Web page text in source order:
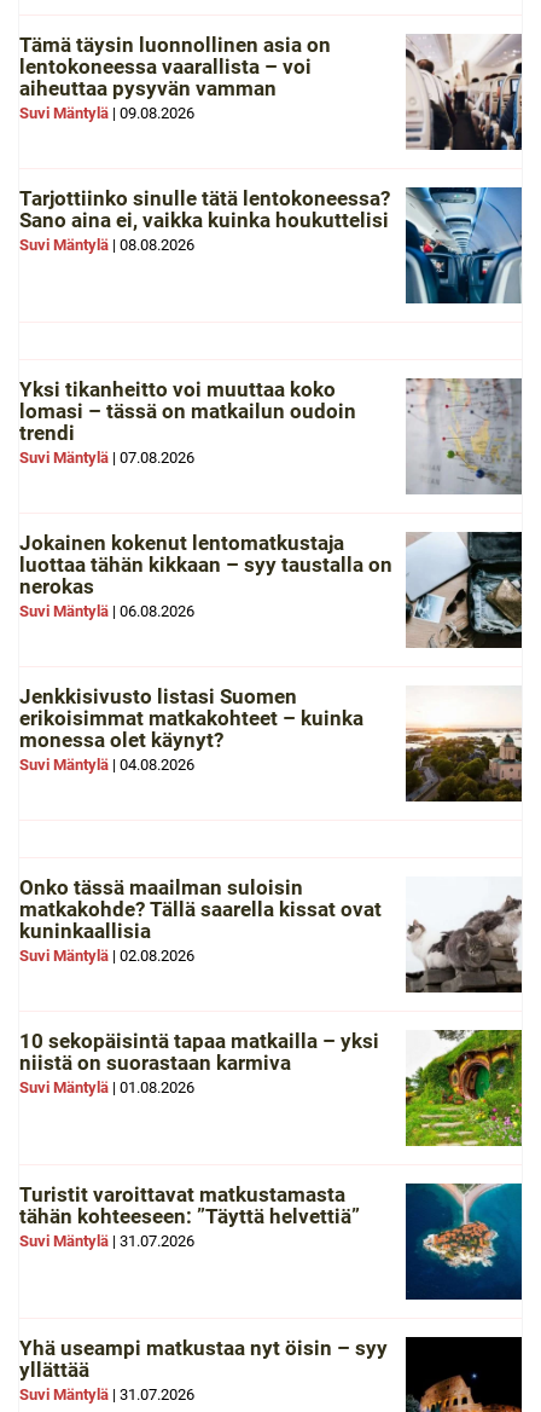
Tämä täysin luonnollinen asia on
lentokoneessa vaarallista – voi
aiheuttaa pysyvän vamman
Suvi Mäntylä | 09.08.2026
Tarjottiinko sinulle tätä lentokoneessa?
Sano aina ei, vaikka kuinka houkuttelisi
Suvi Mäntylä | 08.08.2026
Yksi tikanheitto voi muuttaa koko
lomasi – tässä on matkailun oudoin
trendi
Suvi Mäntylä | 07.08.2026
Jokainen kokenut lentomatkustaja
luottaa tähän kikkaan – syy taustalla on
nerokas
Suvi Mäntylä | 06.08.2026
Jenkkisivusto listasi Suomen
erikoisimmat matkakohteet – kuinka
monessa olet käynyt?
Suvi Mäntylä | 04.08.2026
Onko tässä maailman suloisin
matkakohde? Tällä saarella kissat ovat
kuninkaallisia
Suvi Mäntylä | 02.08.2026
10 sekopäisintä tapaa matkailla – yksi
niistä on suorastaan karmiva
Suvi Mäntylä | 01.08.2026
Turistit varoittavat matkustamasta
tähän kohteeseen: ”Täyttä helvettiä”
Suvi Mäntylä | 31.07.2026
Yhä useampi matkustaa nyt öisin – syy
yllättää
Suvi Mäntylä | 31.07.2026